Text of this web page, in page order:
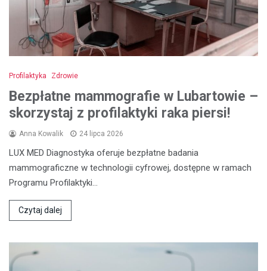
Profilaktyka Zdrowie
Bezpłatne mammografie w Lubartowie –
skorzystaj z profilaktyki raka piersi!
Anna Kowalik 24 lipca 2026
LUX MED Diagnostyka oferuje bezpłatne badania
mammograficzne w technologii cyfrowej, dostępne w ramach
Programu Profilaktyki…
Czytaj dalej